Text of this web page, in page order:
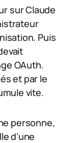
sur Claude
Puis
OAuth.
et par le
vite.
personne,
d’une